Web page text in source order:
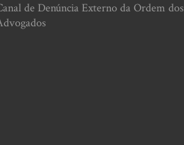
de Denúncia Externo da Ordem dos